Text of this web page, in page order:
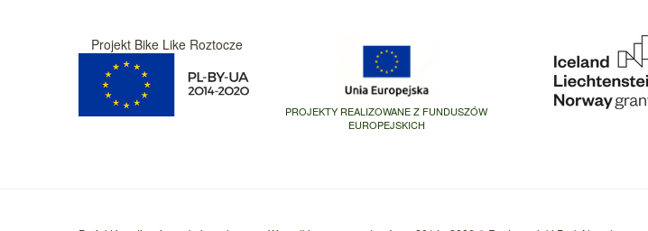
Projekt Bike Like Roztocze
PROJEKTY REALIZOWANE Z FUNDUSZÓW
EUROPEJSKICH